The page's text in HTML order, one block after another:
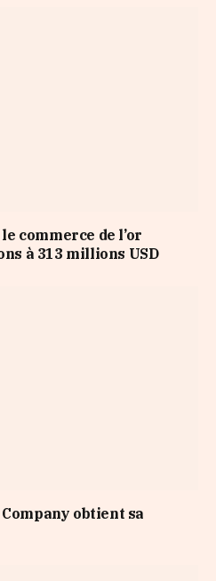
commerce de l’or
à 313 millions USD
obtient sa